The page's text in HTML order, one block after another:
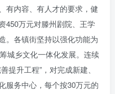
有内容、有人才的要求，健
450万元对滕州剧院、王学
。各镇街坚持以强化功能为
城乡文化一体化发展。连续
提升工程”，对完成新建、
服务中心，每个按30万元的